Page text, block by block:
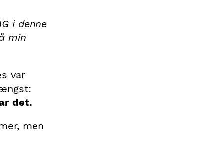
i denne
min
var
det.
men